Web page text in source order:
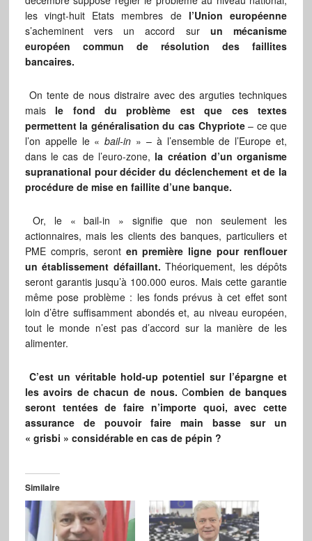
les vingt-huit Etats membres de l’Union européenne
s’acheminent vers un accord sur un mécanisme
européen commun de résolution des faillites
bancaires.
On tente de nous distraire avec des arguties techniques
mais le fond du problème est que ces textes
permettent la généralisation du cas Chypriote– ce que
l’on appelle le «bail-in » – à l’ensemble de l’Europe et,
dans le cas de l’euro-zone, la création d’un organisme
supranational pour décider du déclenchement et de la
procédure de mise en faillite d’une banque.
Or, le « bail-in » signifie que non seulement les
actionnaires, mais les clients des banques, particuliers et
PME compris, seront en première ligne pour renflouer
un établissement défaillant. Théoriquement, les dépôts
seront garantis jusqu’à 100.000 euros. Mais cette garantie
même pose problème : les fonds prévus à cet effet sont
loin d’être suffisamment abondés et, au niveau européen,
tout le monde n’est pas d’accord sur la manière de les
alimenter.
C’est un véritable hold-up potentiel sur l’épargne et
les avoirs de chacun de nous.Combien de banques
seront tentées de faire n’importe quoi, avec cette
assurance de pouvoir faire main basse sur un
« grisbi » considérable en cas de pépin ?
Similaire